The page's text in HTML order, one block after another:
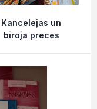
Kancelejas un
biroja preces